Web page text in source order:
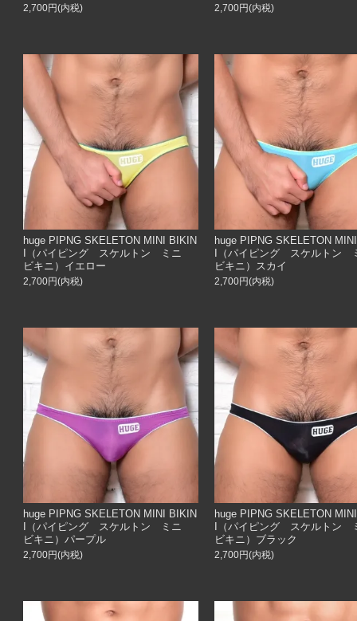
2,700円(内税) 2,700円(内税)
huge PIPNG SKELETON MINI BIKIN
I（パイピング スケルトン ミニ
ビキニ）イエロー
2,700円(内税)
huge PIPNG SKELETON
I（パイピング スケルト
ビキニ）スカイ
2,700円(内税)
huge PIPNG SKELETON MINI BIKIN
I（パイピング スケルトン ミニ
ビキニ）パープル
2,700円(内税)
huge PIPNG SKELETON
I（パイピング スケルト
ビキニ）ブラック
2,700円(内税)